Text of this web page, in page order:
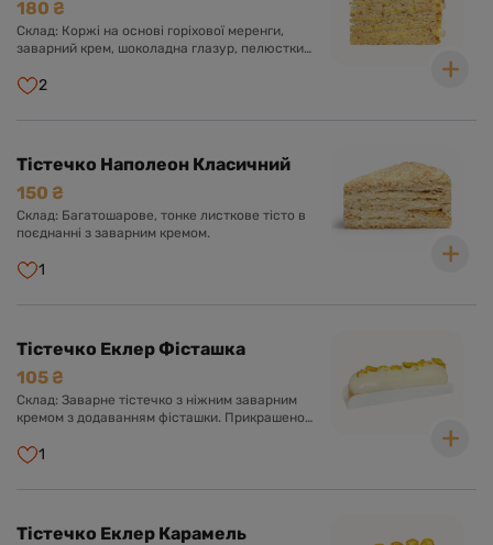
180 ₴
Склад: Коржі на основі горіхової меренги,
заварний крем, шоколадна глазур, пелюстки
2
Тістечко Наполеон Класичний
150 ₴
Склад: Багатошарове, тонке листкове тісто в
поєднанні з заварним кремом.
1
Тістечко Еклер Фісташка
105 ₴
Склад: Заварне тістечко з ніжним заварним
кремом з додаванням фісташки. Прикрашено
1
Тістечко Еклер Карамель